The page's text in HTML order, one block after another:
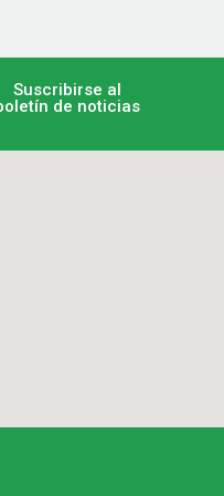
Suscribirse al
de noticias